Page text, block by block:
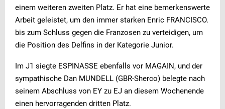
einem weiteren zweiten Platz. Er hat eine bemerkenswerte
Arbeit geleistet, um den immer starken Enric FRANCISCO.
bis zum Schluss gegen die Franzosen zu verteidigen, um
die Position des Delfins in der Kategorie Junior.
Im J1 siegte ESPINASSE ebenfalls vor MAGAIN, und der
sympathische Dan MUNDELL (GBR-Sherco) belegte nach
seinem Abschluss von EY zu EJ an diesem Wochenende
einen hervorragenden dritten Platz.